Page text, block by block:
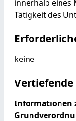
innerhalb eines
Tätigkeit des
keine
Informationen